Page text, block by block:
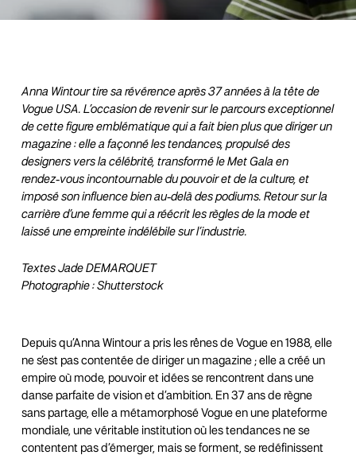
Anna Wintour tire sa révérence après 37 années à la tête de
Vogue USA. L’occasion de revenir sur le parcours exceptionnel
de cette figure emblématique qui a fait bien plus que diriger un
magazine : elle a façonné les tendances, propulsé des
designers vers la célébrité, transformé le Met Gala en
rendez‑vous incontournable du pouvoir et de la culture, et
imposé son influence bien au‑delà des podiums. Retour sur la
carrière d’une femme qui a réécrit les règles de la mode et
laissé une empreinte indélébile sur l’industrie.
Textes Jade DEMARQUET
Photographie : Shutterstock
Depuis qu’Anna Wintour a pris les rênes de Vogue en 1988, elle
ne s’est pas contentée de diriger un magazine ; elle a créé un
empire où mode, pouvoir et idées se rencontrent dans une
danse parfaite de vision et d’ambition. En 37 ans de règne
sans partage, elle a métamorphosé Vogue en une plateforme
mondiale, une véritable institution où les tendances ne se
contentent pas d’émerger, mais se forment, se redéfinissent